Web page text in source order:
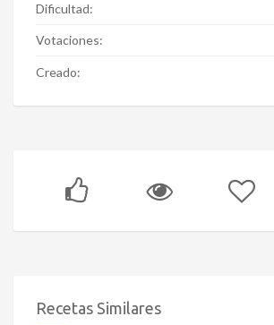
Dificultad:
Votaciones:
Creado:
Recetas Similares